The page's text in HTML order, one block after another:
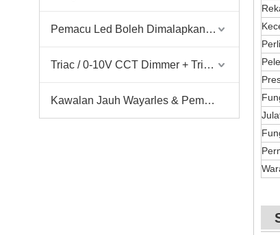
Pemacu Led Boleh Dimalapkan Bulat Saiz Kecil
Triac / 0-10V CCT Dimmer + Triac / 0-10V CCT Driver
Kawalan Jauh Wayarles & Pemandu Dimmer & Dimalapkan